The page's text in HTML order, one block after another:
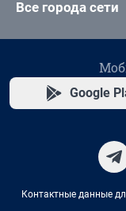
Все города сети
Google
Контактные данные